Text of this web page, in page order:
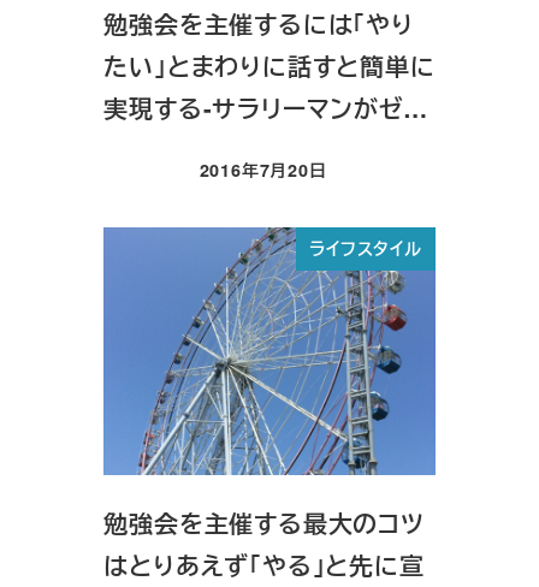
勉強会を主催するには「やり
たい」とまわりに話すと簡単に
実現する-サラリーマンがゼ…
投稿日
2016年7月20日
ライフスタイル
勉強会を主催する最大のコツ
はとりあえず「やる」と先に宣